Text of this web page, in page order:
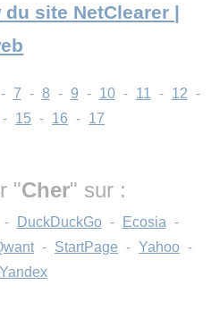
site NetClearer |
- 7 - 8 - 9 - 10 - 11 - 12 -
- 15 - 16 - 17
"Cher" sur :
- DuckDuckGo - Ecosia -
- StartPage - Yahoo -
Yandex